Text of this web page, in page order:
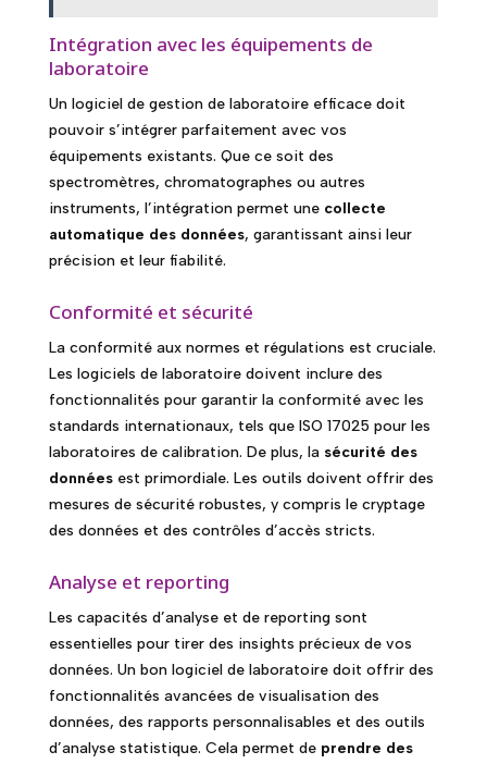
Intégration avec les équipements de
laboratoire
Un logiciel de gestion de laboratoire efficace doit
pouvoir s’intégrer parfaitement avec vos
équipements existants. Que ce soit des
spectromètres, chromatographes ou autres
instruments, l’intégration permet une collecte
automatique des données, garantissant ainsi leur
précision et leur fiabilité.
Conformité et sécurité
La conformité aux normes et régulations est cruciale.
Les logiciels de laboratoire doivent inclure des
fonctionnalités pour garantir la conformité avec les
standards internationaux, tels que ISO 17025 pour les
laboratoires de calibration. De plus, la sécurité des
donnéesest primordiale. Les outils doivent offrir des
mesures de sécurité robustes, y compris le cryptage
des données et des contrôles d’accès stricts.
Analyse et reporting
Les capacités d’analyse et de reporting sont
essentielles pour tirer des insights précieux de vos
données. Un bon logiciel de laboratoire doit offrir des
fonctionnalités avancées de visualisation des
données, des rapports personnalisables et des outils
d’analyse statistique. Cela permet de prendre des